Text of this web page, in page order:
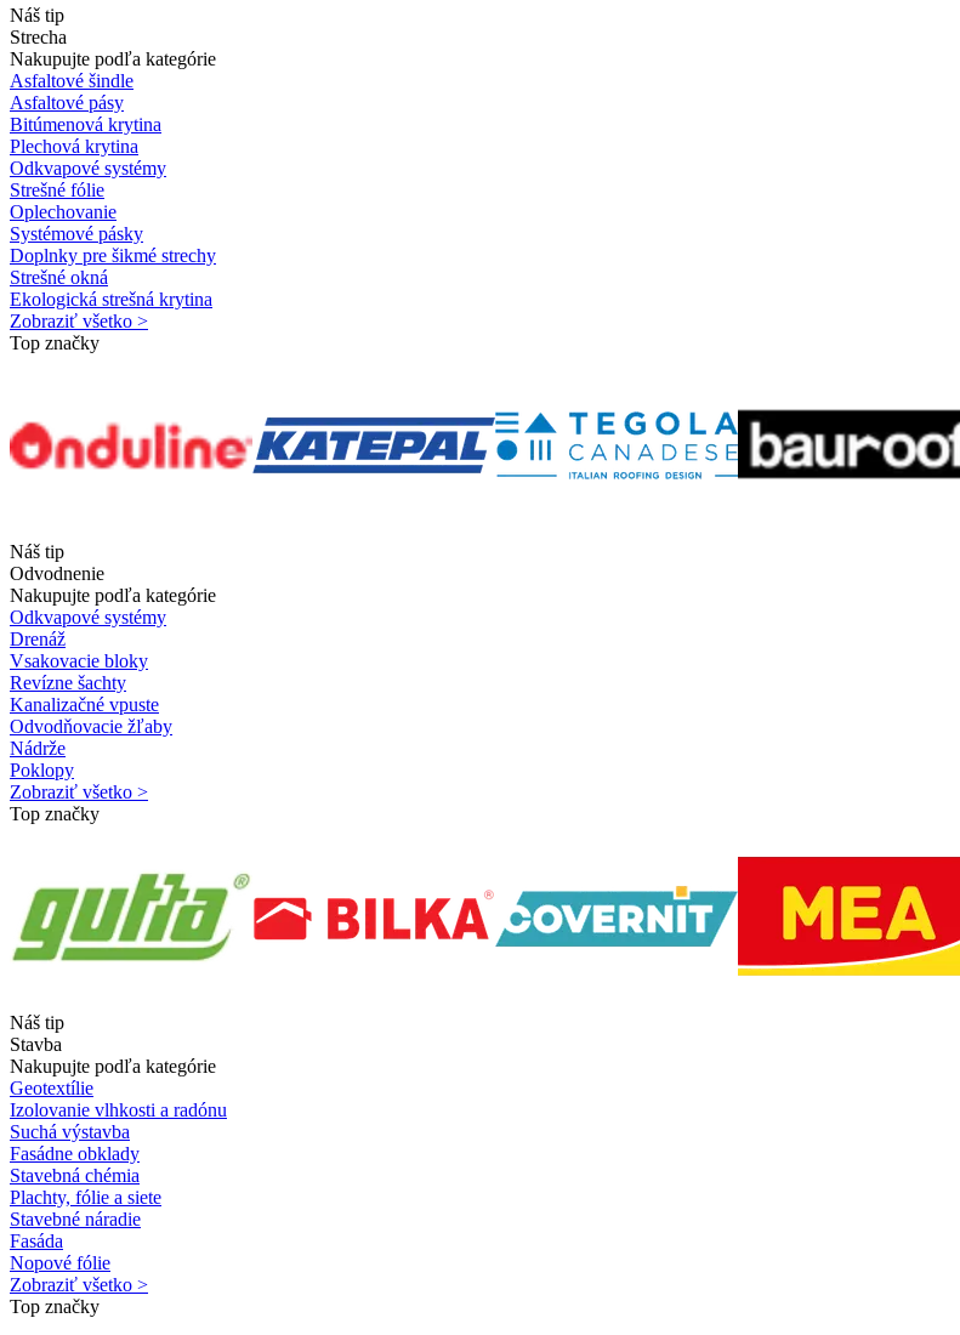
Náš tip
Strecha
Nakupujte podľa kategórie
Asfaltové šindle
Asfaltové pásy
Bitúmenová krytina
Plechová krytina
Odkvapové systémy
Strešné fólie
Oplechovanie
Systémové pásky
Doplnky pre šikmé strechy
Strešné okná
Ekologická strešná krytina
Zobraziť všetko >
Top značky
Náš tip
Odvodnenie
Nakupujte podľa kategórie
Odkvapové systémy
Drenáž
Vsakovacie bloky
Revízne šachty
Kanalizačné vpuste
Odvodňovacie žľaby
Nádrže
Poklopy
Zobraziť všetko >
Top značky
Náš tip
Stavba
Nakupujte podľa kategórie
Geotextílie
Izolovanie vlhkosti a radónu
Suchá výstavba
Fasádne obklady
Stavebná chémia
Plachty, fólie a siete
Stavebné náradie
Fasáda
Nopové fólie
Zobraziť všetko >
Top značky